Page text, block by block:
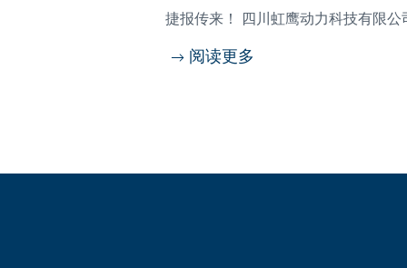
捷报传来！ 四川虹鹰动力科技有限
阅读更多